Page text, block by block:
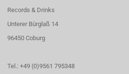
Records & Drinks
Unterer Bürglaß 14
96450 Coburg
Tel.: +49 (0)9561 795348